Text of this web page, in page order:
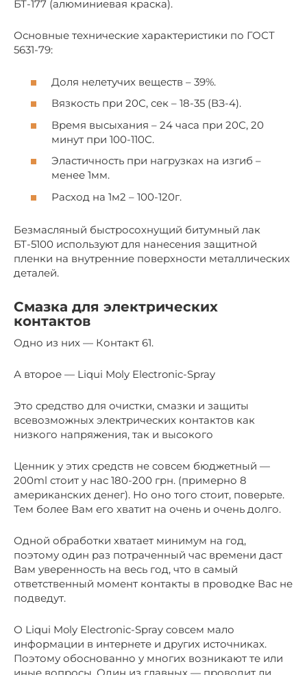
БТ-177 (алюминиевая краска).
Основные технические характеристики по ГОСТ
5631-79:
Доля нелетучих веществ – 39%.
Вязкость при 20С, сек – 18-35 (ВЗ-4).
Время высыхания – 24 часа при 20С, 20
минут при 100-110С.
Эластичность при нагрузках на изгиб –
менее 1мм.
Расход на 1м2 – 100-120г.
Безмасляный быстросохнущий битумный лак
БТ-5100 используют для нанесения защитной
пленки на внутренние поверхности металлических
деталей.
Смазка для электрических
контактов
Одно из них — Контакт 61.
А второе — Liqui Moly Electronic-Spray
Это средство для очистки, смазки и защиты
всевозможных электрических контактов как
низкого напряжения, так и высокого
Ценник у этих средств не совсем бюджетный —
200ml стоит у нас 180-200 грн. (примерно 8
американских денег). Но оно того стоит, поверьте.
Тем более Вам его хватит на очень и очень долго.
Одной обработки хватает минимум на год,
поэтому один раз потраченный час времени даст
Вам уверенность на весь год, что в самый
ответственный момент контакты в проводке Вас не
подведут.
О Liqui Moly Electronic-Spray совсем мало
информации в интернете и других источниках.
Поэтому обоснованно у многих возникают те или
иные вопросы. Один из главных — проводит ли